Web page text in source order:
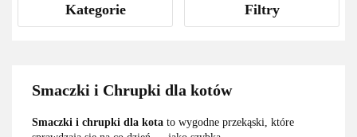
Kategorie Filtry
Smaczki i Chrupki dla kotów
Smaczki i chrupki dla kota to wygodne przekąski, które